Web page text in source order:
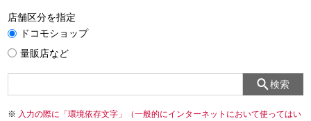
店舗区分を指定
ドコモショップ
量販店など
検索
入力の際に「環境依存文字」（一般的にインターネットにおいて使ってはい